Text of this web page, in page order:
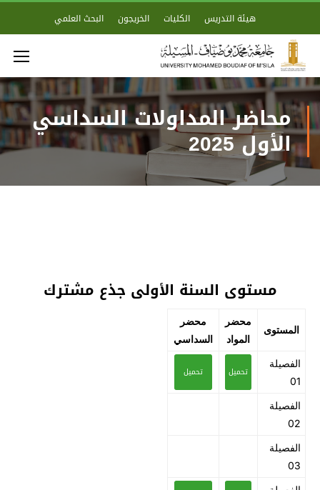
هيئة التدريس الكليات الخريجون البحث العلمي
محاضر المداولات السداسي
الأول 2025
مستوى السنة الأولى جذع مشترك
المستوى
محضر
المواد
محضر
السداسي
الفصيلة
01
تحميل تحميل
الفصيلة
02
الفصيلة
03